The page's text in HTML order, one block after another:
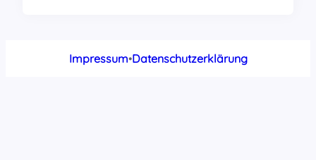
Impressum•Datenschutzerklärung